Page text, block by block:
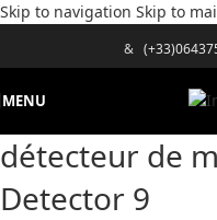
Skip to navigation Skip to
&
MENU
détecteur de
Detector 9